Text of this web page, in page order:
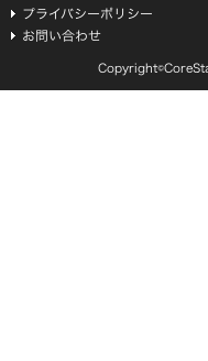
プライバシーポリシー
お問い合わせ